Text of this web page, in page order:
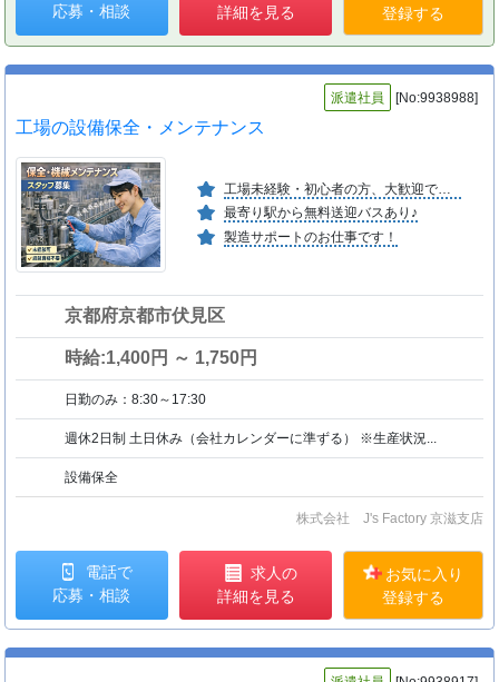
応募・相談
詳細を見る
登録する
派遣社員 [No:9938988]
工場の設備保全・メンテナンス
工場未経験・初心者の方、大歓迎です！
最寄り駅から無料送迎バスあり♪
製造サポートのお仕事です！
京都府京都市伏見区
時給:1,400円 ～ 1,750円
日勤のみ：8:30～17:30
週休2日制 土日休み（会社カレンダーに準ずる） ※生産状況...
設備保全
株式会社 J's Factory 京滋支店
電話で
応募・相談
求人の
詳細を見る
お気に入り
登録する